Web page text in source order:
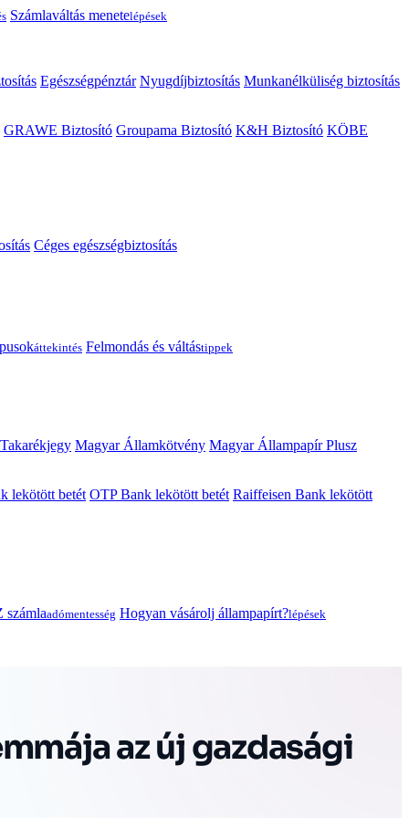
Számlaváltás menetelépések
Egészségpénztár Nyugdíjbiztosítás Munkanélküliség biztosítás
GRAWE Biztosító Groupama Biztosító K&H Biztosító KÖBE
Céges egészségbiztosítás
áttekintés Felmondás és váltástippek
Magyar Államkötvény Magyar Állampapír Plusz
lekötött betét OTP Bank lekötött betét Raiffeisen Bank lekötött
számlaadómentesség Hogyan vásárolj állampapírt?lépések
az új gazdasági